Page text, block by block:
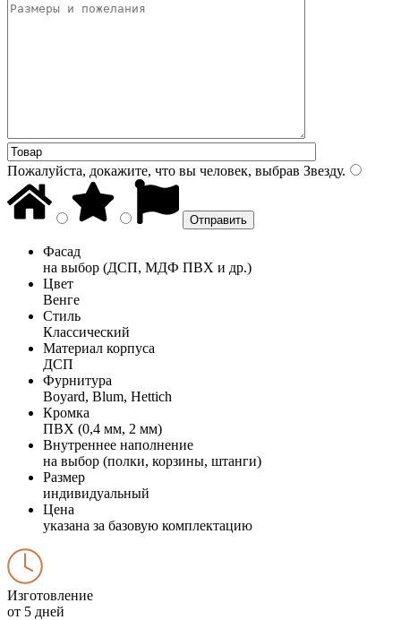
Пожалуйста, докажите, что вы человек, выбрав Звезду.
Фасад
на выбор (ДСП, МДФ ПВХ и др.)
Цвет
Венге
Стиль
Классический
Материал корпуса
ДСП
Фурнитура
Boyard, Blum, Hettich
Кромка
ПВХ (0,4 мм, 2 мм)
Внутреннее наполнение
на выбор (полки, корзины, штанги)
Размер
индивидуальный
Цена
указана за базовую комплектацию
Изготовление
от 5 дней